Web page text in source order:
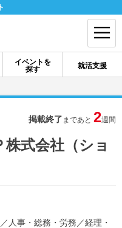
イベントを
探す
就活支援
ログイン
お知らせ
掲載終了 まであと 2週間
株式会社（ショ
／ 人事・総務・労務 ／経理・